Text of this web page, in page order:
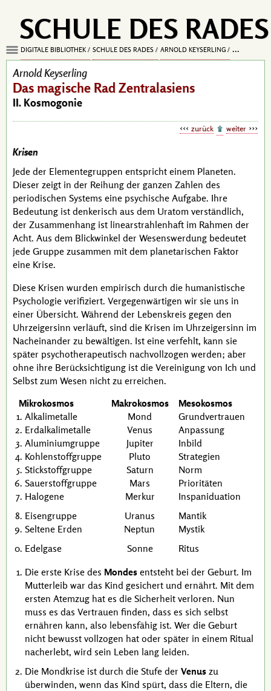
SCHULE DES RADES
DIGITALE BIBLIOTHEK SCHULE DES RADES ARNOLD KEYSERLING DAS
Arnold Keyserling
Das magische Rad Zentralasiens
II. Kosmogonie
zurück weiter
Krisen
Jede der Elementegruppen entspricht einem Planeten.
Dieser zeigt in der Reihung der ganzen Zahlen des
periodischen Systems eine psychische Aufgabe. Ihre
Bedeutung ist denkerisch aus dem Uratom verständlich,
der Zusammenhang ist linearstrahlenhaft im Rahmen der
Acht. Aus dem Blickwinkel der Wesenswerdung bedeutet
jede Gruppe zusammen mit dem planetarischen Faktor
eine Krise.
Diese Krisen wurden empirisch durch die humanistische
Psychologie verifiziert. Vergegenwärtigen wir sie uns in
einer Übersicht. Während der Lebenskreis gegen den
Uhrzeigersinn verläuft, sind die Krisen im Uhrzeigersinn im
Nacheinander zu bewältigen. Ist eine verfehlt, kann sie
später psychotherapeutisch nachvollzogen werden; aber
ohne ihre Berücksichtigung ist die Vereinigung von Ich und
Selbst zum Wesen nicht zu erreichen.
Mikrokosmos
Alkalimetalle
Erdalkalimetalle
Aluminiumgruppe
Kohlenstoffgruppe
Stickstoffgruppe
Sauerstoffgruppe
Halogene
Eisengruppe
Seltene Erden
Edelgase
Makrokosmos
Mond
Venus
Jupiter
Pluto
Saturn
Mars
Merkur
Uranus
Neptun
Sonne
Mesokosmos
Grundvertrauen
Anpassung
Inbild
Strategien
Norm
Prioritäten
Inspaniduation
Mantik
Mystik
Ritus
Die erste Krise des Mondes entsteht bei der Geburt. Im
Mutterleib war das Kind gesichert und ernährt. Mit dem
ersten Atemzug hat es die Sicherheit verloren. Nun
muss es das Vertrauen finden, dass es sich selbst
ernähren kann, also lebensfähig ist. Wer die Geburt
nicht bewusst vollzogen hat oder später in einem Ritual
nacherlebt, wird sein Leben lang leiden.
Die Mondkrise ist durch die Stufe der Venus zu
überwinden, wenn das Kind spürt, dass die Eltern, die